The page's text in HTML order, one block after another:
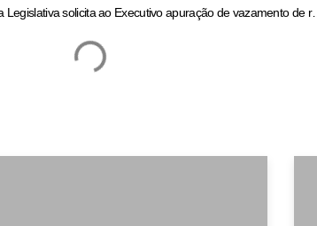
Assembleia Legislativa solicita ao Executivo apuração de vazamento de relatório sigiloso